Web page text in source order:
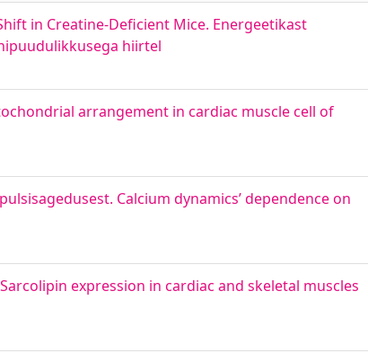
in Creatine-Deficient Mice. Energeetikast
hiirtel
arrangement in cardiac muscle cell of
Calcium dynamics’ dependence on
expression in cardiac and skeletal muscles